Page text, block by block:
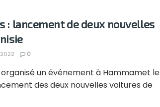
: lancement de deux nouvelles
0
un événement à Hammamet le
des deux nouvelles voitures de